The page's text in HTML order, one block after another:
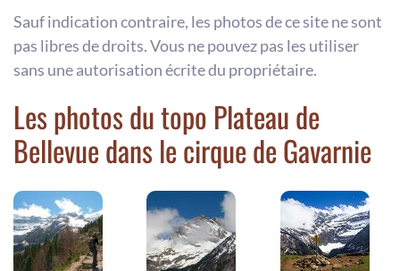
Sauf indication contraire, les photos de ce site ne sont
pas libres de droits. Vous ne pouvez pas les utiliser
sans une autorisation écrite du propriétaire.
Les photos du topo Plateau de
Bellevue dans le cirque de Gavarnie